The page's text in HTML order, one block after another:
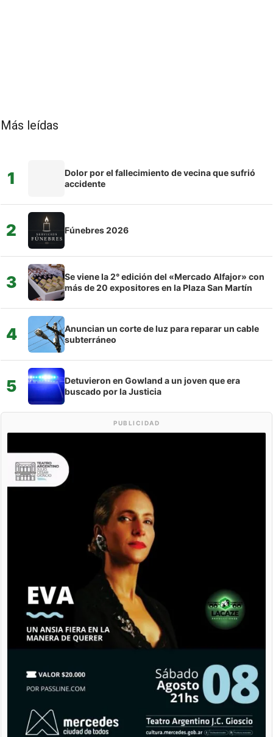
Más leídas
1
Dolor por el fallecimiento de vecina que sufrió
accidente
2 Fúnebres 2026
3
Se viene la 2° edición del «Mercado Alfajor» con
más de 20 expositores en la Plaza San Martín
4
Anuncian un corte de luz para reparar un cable
subterráneo
5
Detuvieron en Gowland a un joven que era
buscado por la Justicia
PUBLICIDAD